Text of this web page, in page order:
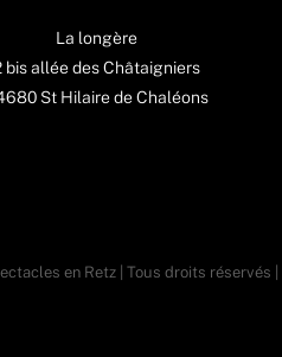
La longère
bis allée des Châtaigniers
St Hilaire de Chaléons
en Retz | Tous droits réservés |